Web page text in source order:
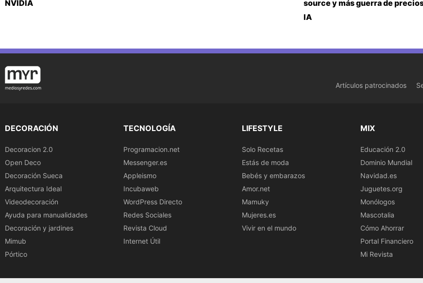
NVIDIA
source y más guerra de
IA
Artículos patrocinados
DECORACIÓN
Decoracion 2.0
Open Deco
Decoración Sueca
Arquitectura Ideal
Videodecoración
Ayuda para manualidades
Decoración y jardines
Mimub
Pórtico
TECNOLOGÍA
Programacion.net
Messenger.es
Appleismo
Incubaweb
WordPress Directo
Redes Sociales
Revista Cloud
Internet Útil
LIFESTYLE
Solo Recetas
Estás de moda
Bebés y embarazos
Amor.net
Mamuky
Mujeres.es
Vivir en el mundo
MIX
Educación 2.0
Dominio Mundial
Navidad.es
Juguetes.org
Monólogos
Mascotalia
Cómo Ahorrar
Portal Financiero
Mi Revista